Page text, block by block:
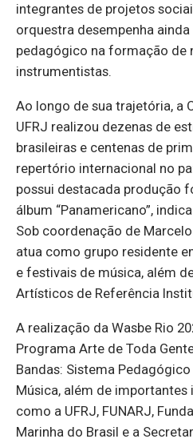
integrantes de projetos
orquestra desempenha
pedagógico na formação de
instrumentistas.
Ao longo de sua trajetória, a
UFRJ realizou dezenas de
brasileiras e centenas de
repertório internacional no
possui destacada produção
álbum “Panamericano”,
Sob coordenação de
atua como grupo residente
e festivais de música, além
Artísticos de Referência
A realização da Wasbe Rio
Programa Arte de Toda
Bandas: Sistema
Música, além de
como a UFRJ, FUNARJ,
Marinha do Brasil e a